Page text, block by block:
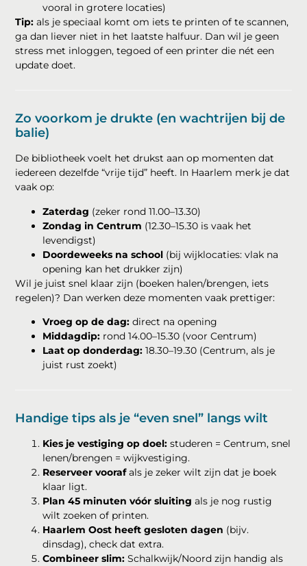
vooral in grotere locaties)
Tip: als je speciaal komt om iets te printen of te scannen,
ga dan liever niet in het laatste halfuur. Dan wil je geen
stress met inloggen, tegoed of een printer die nét een
update doet.
Zo voorkom je drukte (en wachtrijen bij de
balie)
De bibliotheek voelt het drukst aan op momenten dat
iedereen dezelfde “vrije tijd” heeft. In Haarlem merk je dat
vaak op:
Zaterdag (zeker rond 11.00–13.30)
Zondag in Centrum (12.30–15.30 is vaak het
levendigst)
Doordeweeks na school (bij wijklocaties: vlak na
opening kan het drukker zijn)
Wil je juist snel klaar zijn (boeken halen/brengen, iets
regelen)? Dan werken deze momenten vaak prettiger:
Vroeg op de dag: direct na opening
Middagdip: rond 14.00–15.30 (voor Centrum)
Laat op donderdag: 18.30–19.30 (Centrum, als je
juist rust zoekt)
Handige tips als je “even snel” langs wilt
Kies je vestiging op doel: studeren = Centrum, snel
lenen/brengen = wijkvestiging.
Reserveer voorafals je zeker wilt zijn dat je boek
klaar ligt.
Plan 45 minuten vóór sluiting als je nog rustig
wilt zoeken of printen.
Haarlem Oost heeft gesloten dagen (bijv.
dinsdag), check dat extra.
Combineer slim: Schalkwijk/Noord zijn handig als